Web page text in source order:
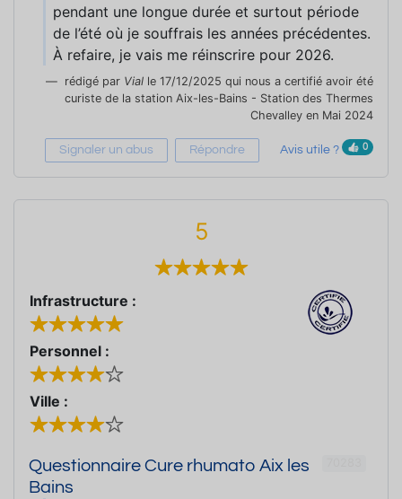
pendant une longue durée et surtout période
de l’été où je souffrais les années précédentes.
À refaire, je vais me réinscrire pour 2026.
rédigé par Vial le 17/12/2025 qui nous a certifié avoir été
curiste de la station Aix-les-Bains - Station des Thermes
Chevalley en Mai 2024
Signaler un abus Répondre Avis utile ? 0
5
Infrastructure :
Personnel :
Ville :
Questionnaire Cure rhumato Aix les
Bains